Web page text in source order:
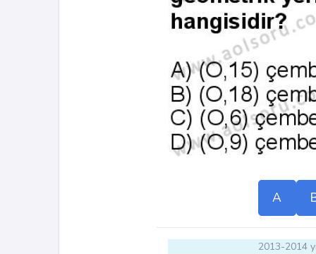
A
2013-2014